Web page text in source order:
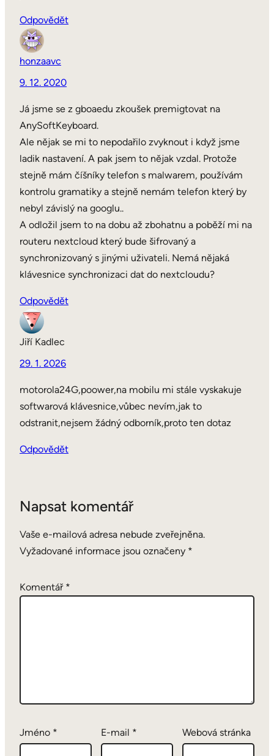
Odpovědět
honzaavc
9. 12. 2020
Já jsme se z gboaedu zkoušek premigtovat na
AnySoftKeyboard.
Ale nějak se mi to nepodařilo zvyknout i když jsme
ladik nastavení. A pak jsem to nějak vzdal. Protože
stejně mám číšníky telefon s malwarem, používám
kontrolu gramatiky a stejně nemám telefon který by
nebyl závislý na googlu..
A odložil jsem to na dobu až zbohatnu a poběží mi na
routeru nextcloud který bude šifrovaný a
synchronizovaný s jinými uživateli. Nemá nějaká
klávesnice synchronizaci dat do nextcloudu?
Odpovědět
Jiří Kadlec
29. 1. 2026
motorola24G,poower,na mobilu mi stále vyskakuje
softwarová klávesnice,vůbec nevím,jak to
odstranit,nejsem žádný odborník,proto ten dotaz
Odpovědět
Napsat komentář
Vaše e-mailová adresa nebude zveřejněna.
Vyžadované informace jsou označeny *
Komentář *
Jméno * E-mail * Webová stránka